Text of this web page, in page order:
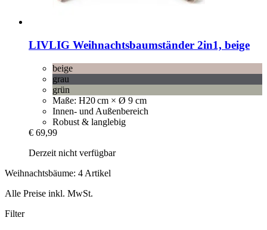
LIVLIG Weihnachtsbaumständer 2in1, beige
beige
grau
grün
Maße: H20 cm × Ø 9 cm
Innen- und Außenbereich
Robust & langlebig
€ 69,99
Derzeit nicht verfügbar
Weihnachtsbäume: 4 Artikel
Alle Preise inkl. MwSt.
Filter